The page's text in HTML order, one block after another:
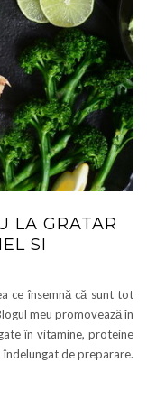
LA GRATAR
SI
ce însemnă că sunt tot
meu promovează în
în vitamine, proteine
de preparare.